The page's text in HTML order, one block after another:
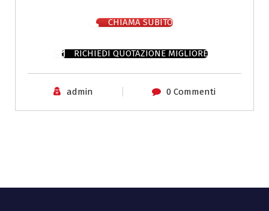
CHIAMA SUBITO
RICHIEDI QUOTAZIONE MIGLIORE
admin 0 Commenti